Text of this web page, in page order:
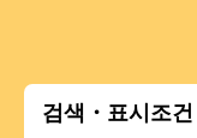
검색・표시조건